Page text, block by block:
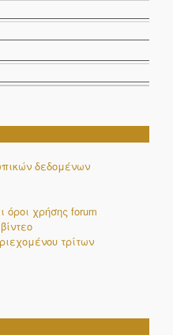
δεδομένων
όροι χρήσης forum
τρίτων